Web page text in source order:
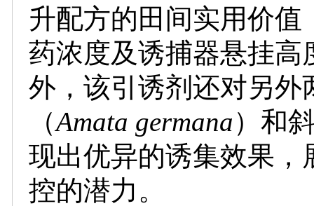
升配方的田间实用价
药浓度及诱捕器悬挂
外，该引诱剂还对另
（Amata germana）和
现出优异的诱集效果
控的潜力。